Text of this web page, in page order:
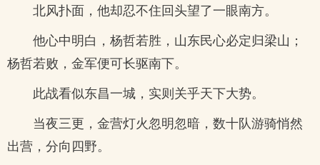
北风扑面，他却忍不住回头望了一眼南方。
他心中明白，杨哲若胜，山东民心必定归梁山；
杨哲若败，金军便可长驱南下。
此战看似东昌一城，实则关乎天下大势。
当夜三更，金营灯火忽明忽暗，数十队游骑悄然
出营，分向四野。